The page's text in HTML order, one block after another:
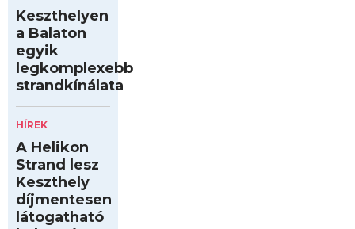
Keszthelyen
a Balaton
egyik
legkomplexebb
strandkínálata
HÍREK
A Helikon
Strand lesz
Keszthely
díjmentesen
látogatható